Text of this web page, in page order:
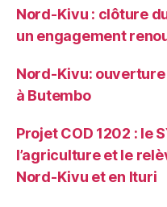
Nord-Kivu : clôture
un engagement
Nord-Kivu: ouverture
à Butembo
Projet COD 1202 : le
l’agriculture et le
Nord-Kivu et en Ituri